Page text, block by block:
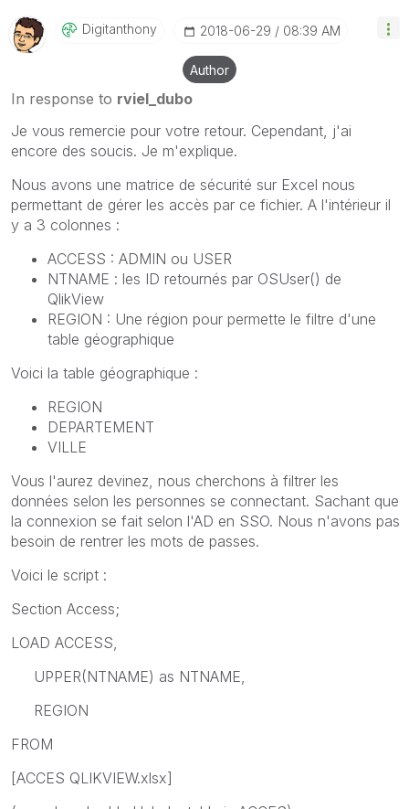
Digitanthony ‎2018-06-29 08:39 AM
Author
In response to rviel_dubo
Je vous remercie pour votre retour. Cependant, j'ai
encore des soucis. Je m'explique.
Nous avons une matrice de sécurité sur Excel nous
permettant de gérer les accès par ce fichier. A l'intérieur il
y a 3 colonnes :
ACCESS : ADMIN ou USER
NTNAME : les ID retournés par OSUser() de
QlikView
REGION : Une région pour permette le filtre d'une
table géographique
Voici la table géographique :
REGION
DEPARTEMENT
VILLE
Vous l'aurez devinez, nous cherchons à filtrer les
données selon les personnes se connectant. Sachant que
la connexion se fait selon l'AD en SSO. Nous n'avons pas
besoin de rentrer les mots de passes.
Voici le script :
Section Access;
LOAD ACCESS,
UPPER(NTNAME) as NTNAME,
REGION
FROM
[ACCES QLIKVIEW.xlsx]